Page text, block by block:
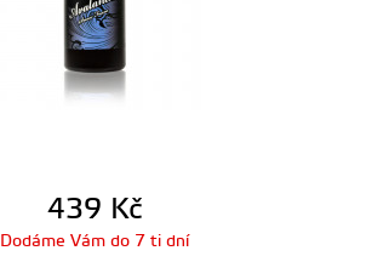
439 Kč
Dodáme Vám do 7 ti dní